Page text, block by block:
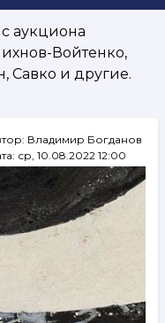
аукциона
Войтенко,
Савко и другие.
Владимир Богданов
ср, 10.08.2022 12:00